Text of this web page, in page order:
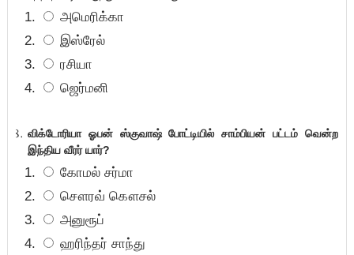
அமெரிக்கா
இஸ்ரேல்
ரசியா
ஜெர்மனி
விக்டோரியா ஓபன் ஸ்குவாஷ் போட்டியில் சாம்பியன் பட்டம் வென்ற
இந்திய வீரர் யார்?
கோமல் சர்மா
சௌரவ் கௌசல்
அனுரூப்
ஹரிந்தர் சாந்து